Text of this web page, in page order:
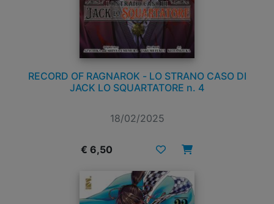
RECORD OF RAGNAROK - LO STRANO CASO DI
JACK LO SQUARTATORE n. 4
18/02/2025
€ 6,50